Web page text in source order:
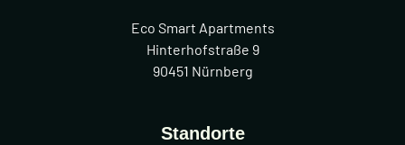
Eco Smart Apartments
Hinterhofstraße 9
90451 Nürnberg
Standorte